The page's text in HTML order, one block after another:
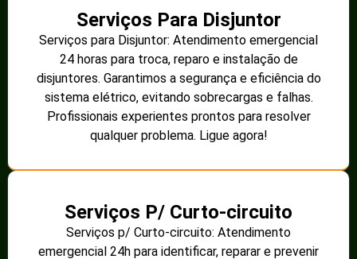
Serviços Para Disjuntor
Serviços para Disjuntor: Atendimento emergencial
24 horas para troca, reparo e instalação de
disjuntores. Garantimos a segurança e eficiência do
sistema elétrico, evitando sobrecargas e falhas.
Profissionais experientes prontos para resolver
qualquer problema. Ligue agora!
Serviços P/ Curto-circuito
Serviços p/ Curto-circuito: Atendimento
emergencial 24h para identificar, reparar e prevenir